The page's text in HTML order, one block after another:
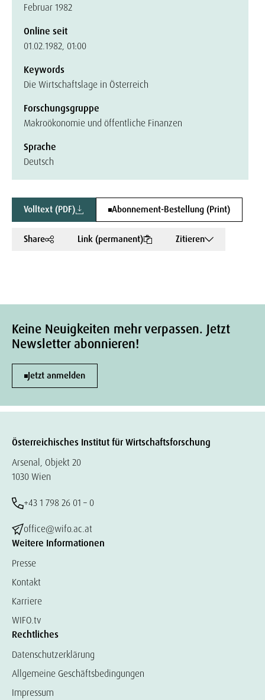
Februar 1982
Online seit
01.02.1982, 01:00
Keywords
Die Wirtschaftslage in Österreich
Forschungsgruppe
Makroökonomie und öffentliche Finanzen
Sprache
Deutsch
Volltext (PDF) Abonnement-Bestellung (Print)
Share Link (permanent) Zitieren
Keine Neuigkeiten mehr verpassen. Jetzt
Newsletter abonnieren!
Jetzt anmelden
Österreichisches Institut für Wirtschaftsforschung
Arsenal, Objekt 20
1030 Wien
+43 1 798 26 01 – 0
office@wifo.ac.at
Weitere Informationen
Presse
Kontakt
Karriere
WIFO.tv
Rechtliches
Datenschutzerklärung
Allgemeine Geschäftsbedingungen
Impressum